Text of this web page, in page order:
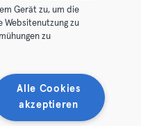
All rights reserved.
widerrufen
Gerät zu, um die
Websitenutzung zu
zu
Alle Cookies
akzeptieren